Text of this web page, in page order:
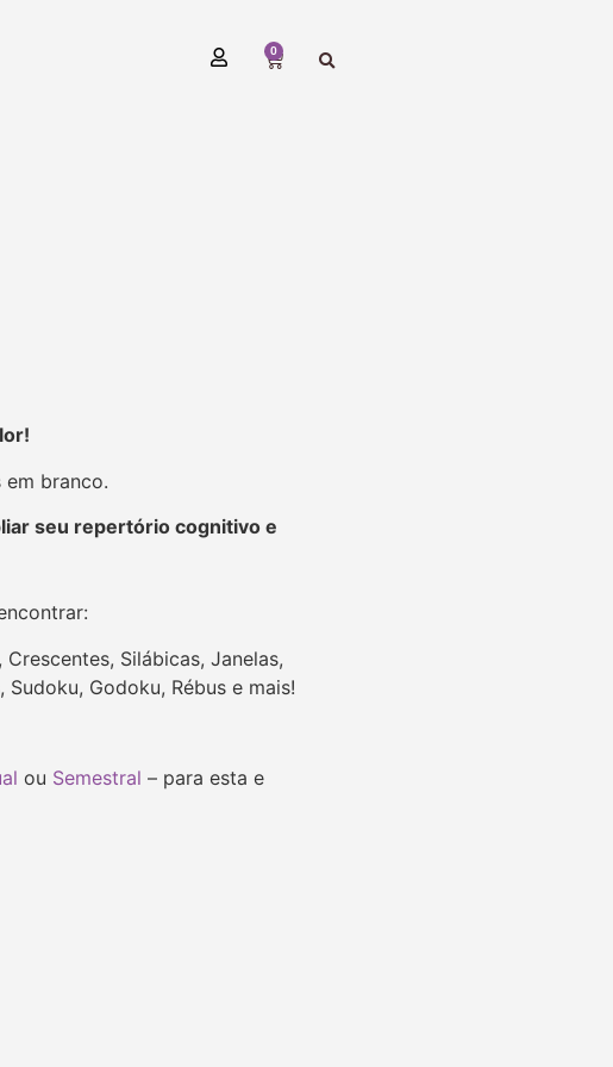
0
em branco.
seu repertório cognitivo e
Crescentes, Silábicas, Janelas,
Godoku, Rébus e mais!
ou Semestral – para esta e